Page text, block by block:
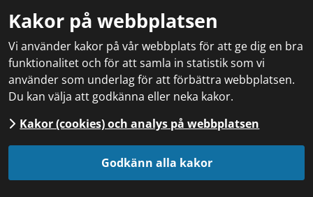
Kakor på webbplatsen
Vi använder kakor på vår webbplats för att ge dig en bra
funktionalitet och för att samla in statistik som vi
använder som underlag för att förbättra webbplatsen.
Du kan välja att godkänna eller neka kakor.
Kakor (cookies) och analys på webbplatsen
Godkänn alla kakor